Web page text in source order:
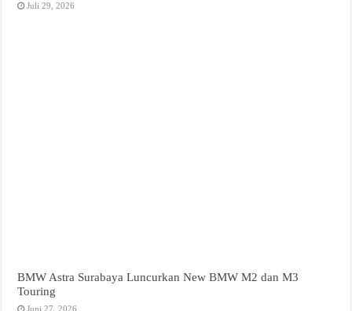
Juli 29, 2026
BMW Astra Surabaya Luncurkan New BMW M2 dan M3
Touring
Juni 27, 2026